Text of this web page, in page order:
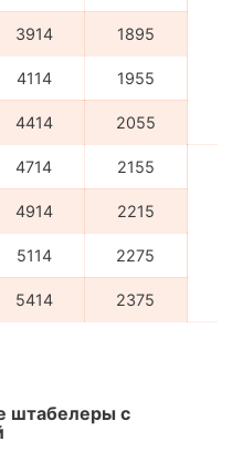
3914 1895
4114 1955
4414 2055
4714 2155
4914 2215
5114 2275
5414 2375
штабелеры с